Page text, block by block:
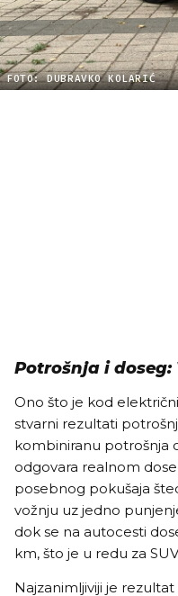
FOTO: DUBRAVKO KOLARIĆ
Potrošnja i
Ono što je kod
stvarni rezultati
kombiniranu potrošnja
odgovara realnom
posebnog pokušaja
vožnju uz jedno
dok se na autocesti
km, što je u redu za
Najzanimljiviji je